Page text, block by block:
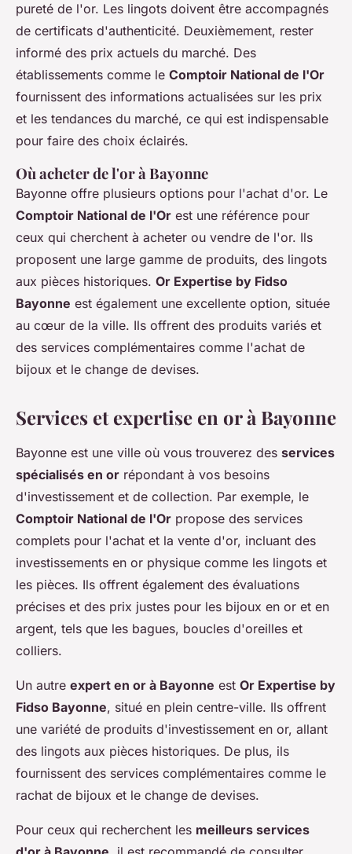
pureté de l'or. Les lingots doivent être accompagnés
de certificats d'authenticité. Deuxièmement, rester
informé des prix actuels du marché. Des
établissements comme le Comptoir National de l'Or
fournissent des informations actualisées sur les prix
et les tendances du marché, ce qui est indispensable
pour faire des choix éclairés.
Où acheter de l'or à Bayonne
Bayonne offre plusieurs options pour l'achat d'or. Le
Comptoir National de l'Or est une référence pour
ceux qui cherchent à acheter ou vendre de l'or. Ils
proposent une large gamme de produits, des lingots
aux pièces historiques. Or Expertise by Fidso
Bayonne est également une excellente option, située
au cœur de la ville. Ils offrent des produits variés et
des services complémentaires comme l'achat de
bijoux et le change de devises.
Services et expertise en or à Bayonne
Bayonne est une ville où vous trouverez des services
spécialisés en or répondant à vos besoins
d'investissement et de collection. Par exemple, le
Comptoir National de l'Or propose des services
complets pour l'achat et la vente d'or, incluant des
investissements en or physique comme les lingots et
les pièces. Ils offrent également des évaluations
précises et des prix justes pour les bijoux en or et en
argent, tels que les bagues, boucles d'oreilles et
colliers.
Un autre expert en or à Bayonne est Or Expertise by
Fidso Bayonne, situé en plein centre-ville. Ils offrent
une variété de produits d'investissement en or, allant
des lingots aux pièces historiques. De plus, ils
fournissent des services complémentaires comme le
rachat de bijoux et le change de devises.
Pour ceux qui recherchent les meilleurs services